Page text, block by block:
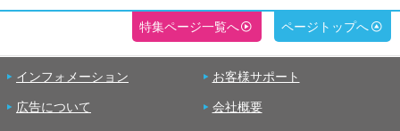
特集ページ一覧へ ページトップへ
インフォメーション お客様サポート
広告について 会社概要